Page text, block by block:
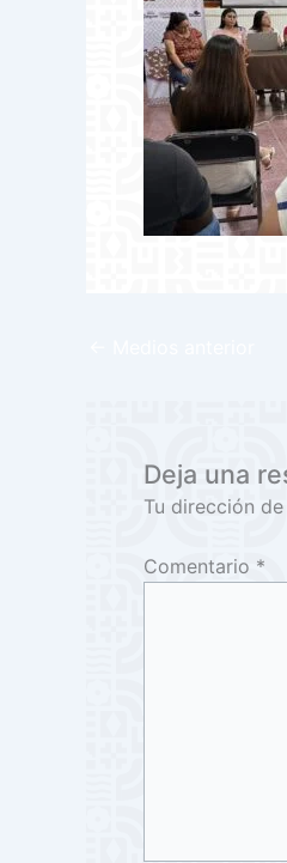
Deja una
Tu dirección
Comentario *